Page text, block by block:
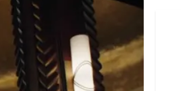
Twitter